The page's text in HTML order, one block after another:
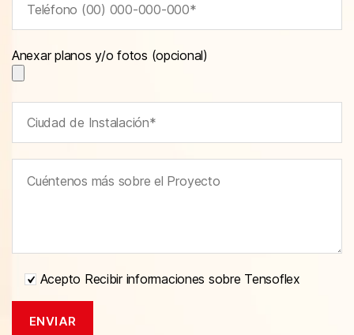
Anexar planos y/o fotos (opcional)
Acepto Recibir informaciones sobre Tensoflex